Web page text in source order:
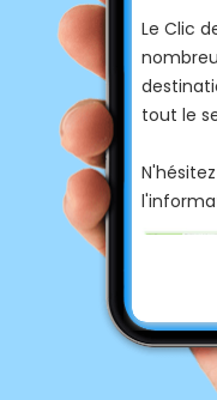
Le Clic
tout le